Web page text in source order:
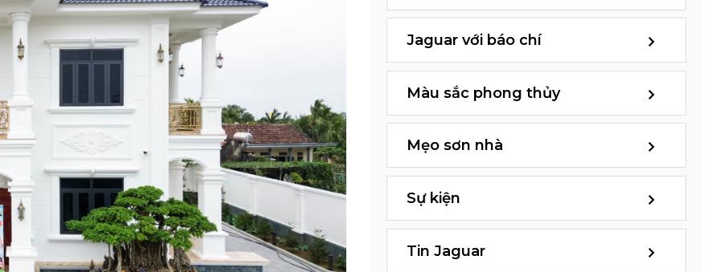
Jaguar với báo chí
Màu sắc phong thủy
Mẹo sơn nhà
Sự kiện
Tin Jaguar